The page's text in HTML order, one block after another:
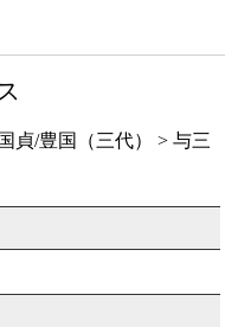
貞/豊国（三代）
> 与三